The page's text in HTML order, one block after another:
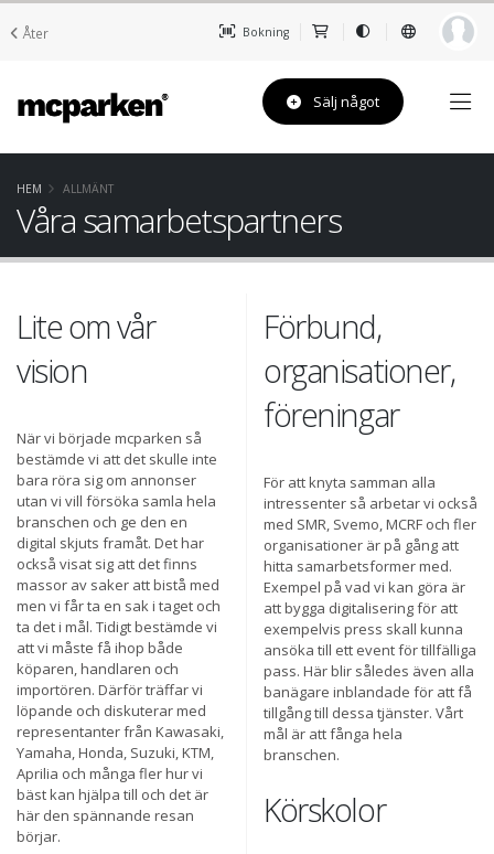
Åter Bokning
Sälj något
HEM ALLMÄNT
Våra samarbetspartners
Lite om vår
vision
När vi började mcparken så
bestämde vi att det skulle inte
bara röra sig om annonser
utan vi vill försöka samla hela
branschen och ge den en
digital skjuts framåt. Det har
också visat sig att det finns
massor av saker att bistå med
men vi får ta en sak i taget och
ta det i mål. Tidigt bestämde vi
att vi måste få ihop både
köparen, handlaren och
importören. Därför träffar vi
löpande och diskuterar med
representanter från Kawasaki,
Yamaha, Honda, Suzuki, KTM,
Aprilia och många fler hur vi
bäst kan hjälpa till och det är
här den spännande resan
börjar.
Förbund,
organisationer,
föreningar
För att knyta samman alla
intressenter så arbetar vi också
med SMR, Svemo, MCRF och fler
organisationer är på gång att
hitta samarbetsformer med.
Exempel på vad vi kan göra är
att bygga digitalisering för att
exempelvis press skall kunna
ansöka till ett event för tillfälliga
pass. Här blir således även alla
banägare inblandade för att få
tillgång till dessa tjänster. Vårt
mål är att fånga hela
branschen.
Körskolor